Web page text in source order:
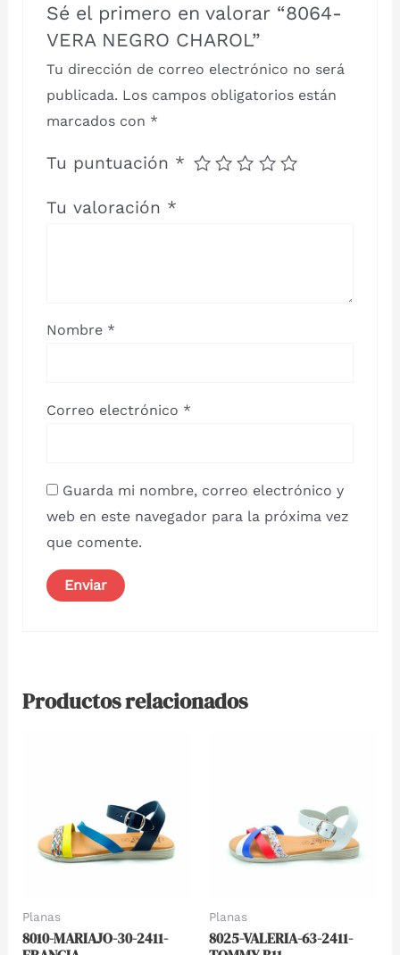
Sé el primero en valorar “8064-
VERA NEGRO CHAROL”
Tu dirección de correo electrónico no será
publicada. Los campos obligatorios están
marcados con *
Tu puntuación *
Tu valoración *
Nombre *
Correo electrónico *
Guarda mi nombre, correo electrónico y
web en este navegador para la próxima vez
que comente.
Productos relacionados
Planas
8010-MARIAJO-30-2411-
Planas
8025-VALERIA-63-2411-